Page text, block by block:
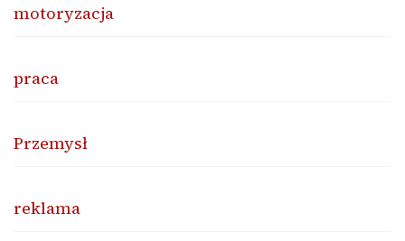
motoryzacja
praca
Przemysł
reklama